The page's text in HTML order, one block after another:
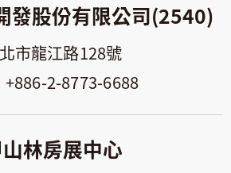
發股份有限公司(2540)
市龍江路128號
+886-2-8773-6688
林房展中心